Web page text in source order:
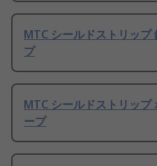
MTC シールドストリッ
プ
MTC シールドストリッ
ープ